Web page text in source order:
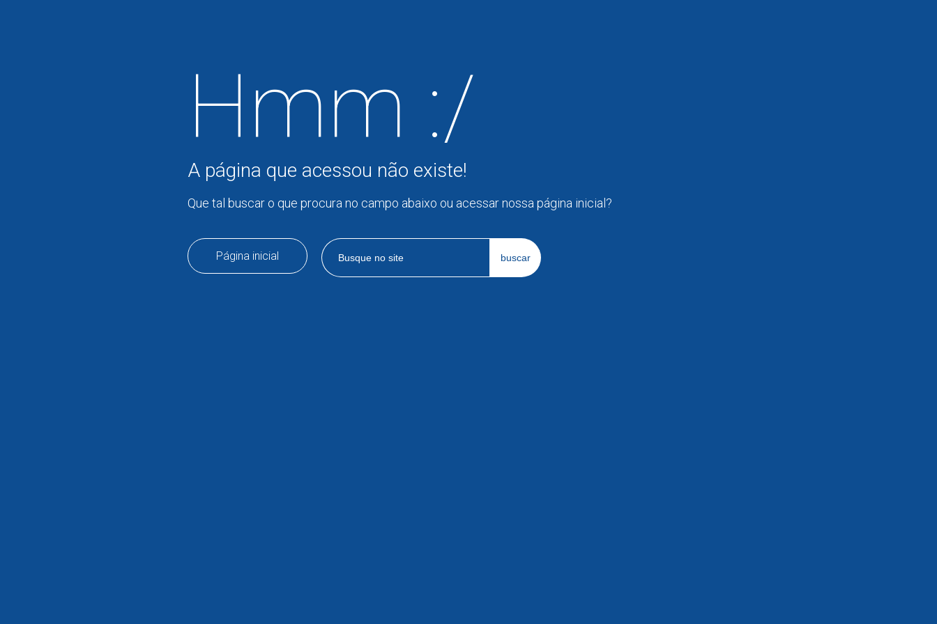
Hmm :/
A página que acessou não existe!
Que tal buscar o que procura no campo abaixo ou acessar nossa página inicial?
Página inicial